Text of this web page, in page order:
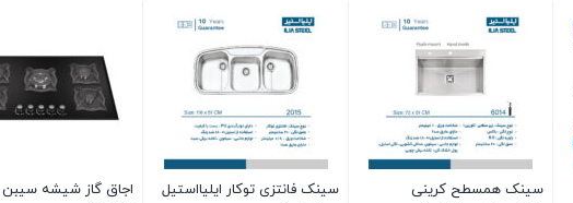
اجاق گاز شیشه سیبن مدل
هود مورب ایلیااستیل مدل آسانا
سینک کلاسیک (معمولی)